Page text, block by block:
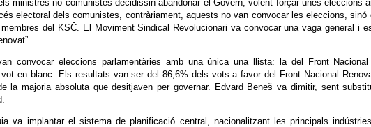
ministres no comunistes decidissin abandonar el Govern, volent forçar unes eleccions
electoral dels comunistes, contràriament, aquests no van convocar les eleccions, sinó
del KSČ. El Moviment Sindical Revolucionari va convocar una vaga general i
convocar eleccions parlamentàries amb una única una llista: la del Front Nacional
en blanc. Els resultats van ser del 86,6% dels vots a favor del Front Nacional
la majoria absoluta que desitjaven per governar. Edvard Beneš va dimitir, sent
va implantar el sistema de planificació central, nacionalitzant les principals